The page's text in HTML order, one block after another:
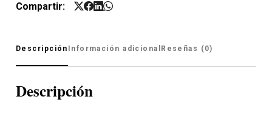
Compartir:
Descripción Información adicional Reseñas (0)
Descripción